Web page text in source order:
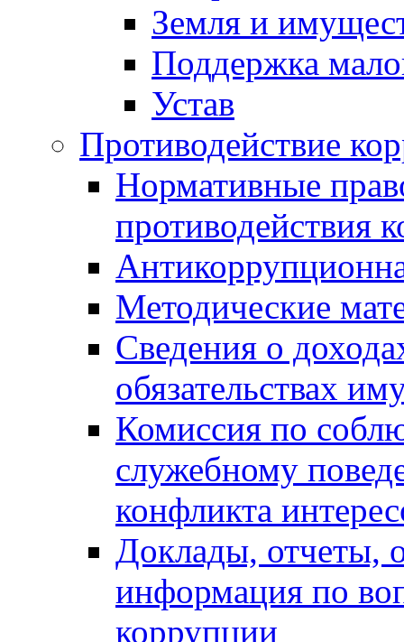
Земля и
Поддержка
Устав
Противодействие
Нормативные
противодействия
Методические
Сведения о
обязательствах
Комиссия по
служебному
конфликта
Доклады, отчеты,
информация по
коррупции